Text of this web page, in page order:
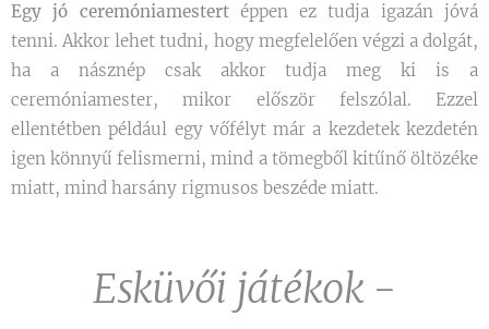
Egy jó ceremóniamestertéppen ez tudja igazán jóvá
tenni. Akkor lehet tudni, hogy megfelelően végzi a dolgát,
ha a násznép csak akkor tudja meg ki is a
ceremóniamester, mikor először felszólal. Ezzel
ellentétben például egy vőfélyt már a kezdetek kezdetén
igen könnyű felismerni, mind a tömegből kitűnő öltözéke
miatt, mind harsány rigmusos beszéde miatt.
Esküvői játékok -